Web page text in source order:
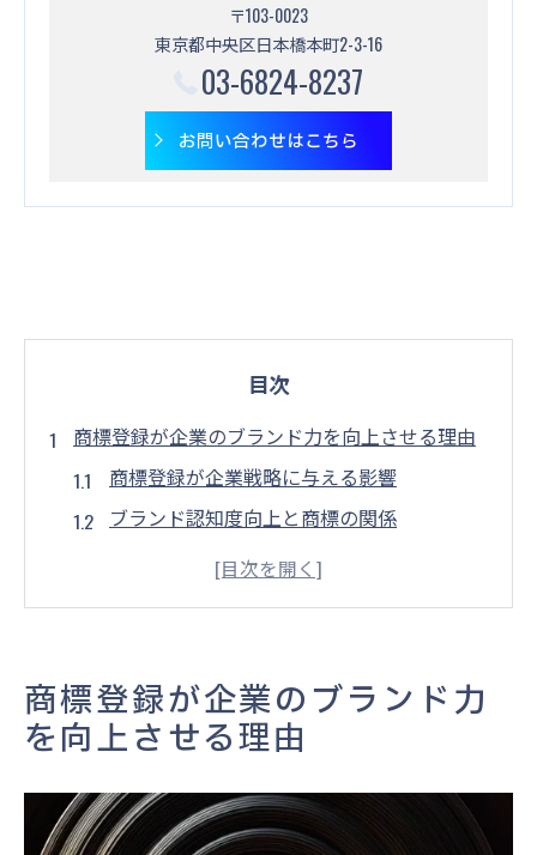
〒103-0023
東京都中央区日本橋本町2-3-16
03-6824-8237
お問い合わせはこちら
目次
商標登録が企業のブランド力を向上させる理由
商標登録が企業戦略に与える影響
ブランド認知度向上と商標の関係
商標の法的保護と企業のブランド価値
商標が企業のブランドアイデンティティを
強化
商標による競争優位性と市場での立ち位置
商標戦略が市場シェアを拡大する方法
商標登録が企業のブランド力
を向上させる理由